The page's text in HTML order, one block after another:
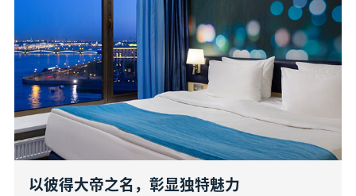
以彼得大帝之名，彰显独特魅力